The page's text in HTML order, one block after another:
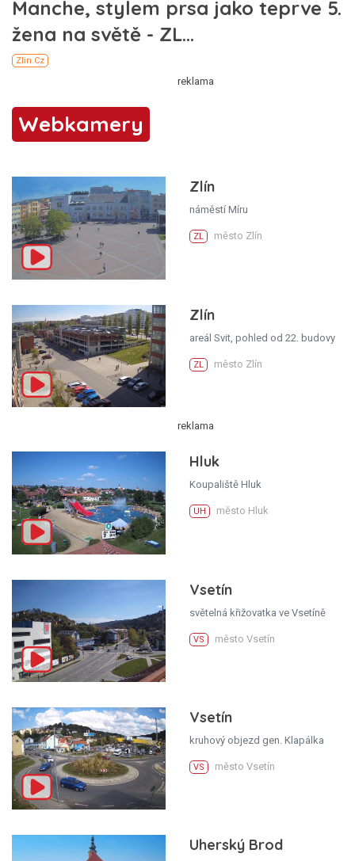
Webkamery
Zlín
náměstí Míru
ZL město Zlín
Zlín
areál Svit, pohled od 22. budovy
ZL město Zlín
Hluk
Koupaliště Hluk
UH město Hluk
Vsetín
světelná křižovatka ve Vsetíně
VS město Vsetín
Vsetín
kruhový objezd gen. Klapálka
VS město Vsetín
Uherský Brod